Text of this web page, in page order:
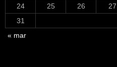
24
25 26 27
31
« mar